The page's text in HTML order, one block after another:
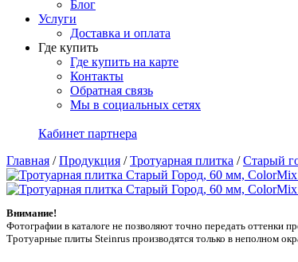
Блог
Услуги
Доставка и оплата
Где купить
Где купить на карте
Контакты
Обратная связь
Мы в социальных сетях
Кабинет партнера
Главная /Продукция /Тротуарная плитка /Старый
Внимание!
Фотографии в каталоге не позволяют точно передать оттенки
Тротуарные плиты Steinrus производятся только в неполном